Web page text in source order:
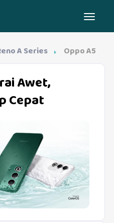
A Series Oppo A5
Awet,
Cepat